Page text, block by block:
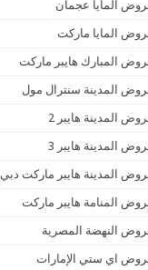
المايا عجمان
المايا ماركت
المبارك هايبر ماركت
المدينة سنترال مول
المدينة هايبر 2
المدينة هايبر 3
المدينة هايبر ماركت دبي
المنامة هايبر ماركت
النهضة المصرية
اي ستي الإمارات